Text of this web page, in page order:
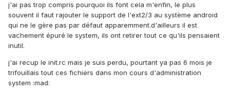
j'ai pas trop compris pourquoi ils font cela m'enfin, le plus
souvent il faut rajouter le support de l'ext2/3 au système android
qui ne le gère pas par défaut apparemment.d'ailleurs il est
vachement épuré le system, ils ont retirer tout ce qu'ils pensaient
inutil.
j'ai recup le init.rc mais je suis perdu, pourtant ya pas 6 mois je
trifouillais tout ces fichiers dans mon cours d'administration
system :mad: